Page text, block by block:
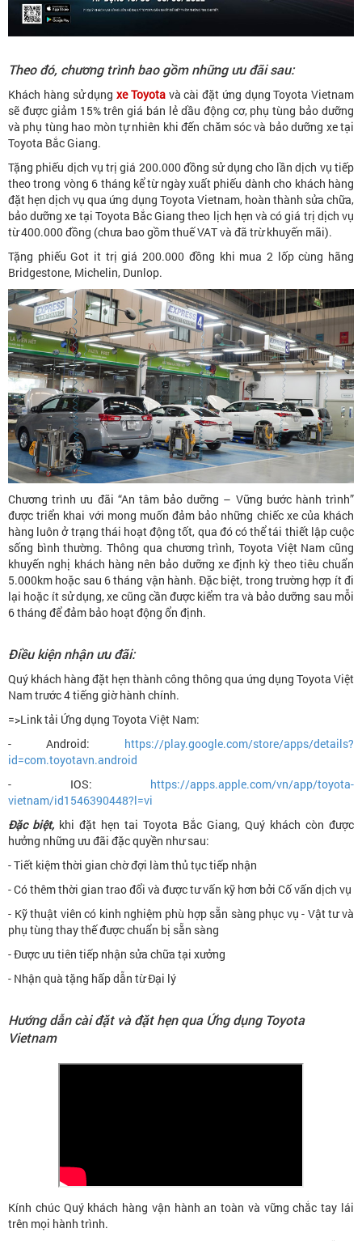
Theo đó, chương trình bao gồm những ưu đãi sau:
Khách hàng sử dụng xe Toyotavà cài đặt ứng dụng Toyota Vietnam
sẽ được giảm 15% trên giá bán lẻ dầu động cơ, phụ tùng bảo dưỡng
và phụ tùng hao mòn tự nhiên khi đến chăm sóc và bảo dưỡng xe tại
Toyota Bắc Giang.
Tặng phiếu dịch vụ trị giá 200.000 đồng sử dụng cho lần dịch vụ tiếp
theo trong vòng 6 tháng kể từ ngày xuất phiếu dành cho khách hàng
đặt hẹn dịch vụ qua ứng dụng Toyota Vietnam, hoàn thành sửa chữa,
bảo dưỡng xe tại Toyota Bắc Giang theo lịch hẹn và có giá trị dịch vụ
từ 400.000 đồng (chưa bao gồm thuế VAT và đã trừ khuyến mãi).
Tặng phiếu Got it trị giá 200.000 đồng khi mua 2 lốp cùng hãng
Bridgestone, Michelin, Dunlop.
Chương trình ưu đãi “An tâm bảo dưỡng – Vững bước hành trình”
được triển khai với mong muốn đảm bảo những chiếc xe của khách
hàng luôn ở trạng thái hoạt động tốt, qua đó có thể tái thiết lập cuộc
sống bình thường. Thông qua chương trình, Toyota Việt Nam cũng
khuyến nghị khách hàng nên bảo dưỡng xe định kỳ theo tiêu chuẩn
5.000km hoặc sau 6 tháng vận hành. Đặc biệt, trong trường hợp ít đi
lại hoặc ít sử dụng, xe cũng cần được kiểm tra và bảo dưỡng sau mỗi
6 tháng để đảm bảo hoạt động ổn định.
Điều kiện nhận ưu đãi:
Quý khách hàng đặt hẹn thành công thông qua ứng dụng Toyota Việt
Nam trước 4 tiếng giờ hành chính.
=>Link tải Ứng dụng Toyota Việt Nam:
- Android: https://play.google.com/store/apps/details?
id=com.toyotavn.android
- IOS: https://apps.apple.com/vn/app/toyota-
vietnam/id1546390448?l=vi
Đặc biệt, khi đặt hẹn tai Toyota Bắc Giang, Quý khách còn được
hưởng những ưu đãi đặc quyền như sau:
- Tiết kiệm thời gian chờ đợi làm thủ tục tiếp nhận
- Có thêm thời gian trao đổi và được tư vấn kỹ hơn bởi Cố vấn dịch vụ
- Kỹ thuật viên có kinh nghiệm phù hợp sẵn sàng phục vụ - Vật tư và
phụ tùng thay thế được chuẩn bị sẵn sàng
- Được ưu tiên tiếp nhận sửa chữa tại xưởng
- Nhận quà tặng hấp dẫn từ Đại lý
Hướng dẫn cài đặt và đặt hẹn qua Ứng dụng Toyota
Vietnam
Kính chúc Quý khách hàng vận hành an toàn và vững chắc tay lái
trên mọi hành trình.